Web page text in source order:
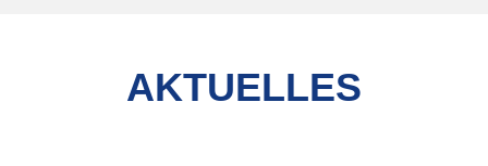
AKTUELLES